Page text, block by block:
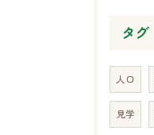
タグ
人口
見学